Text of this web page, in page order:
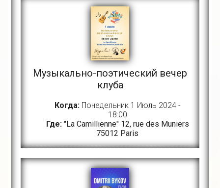
Музыкально-поэтический вечер
клуба
Когда:Понедельник 1 Июль 2024 -
18:00
Где: "La Camillienne" 12, rue des Muniers
75012 Paris